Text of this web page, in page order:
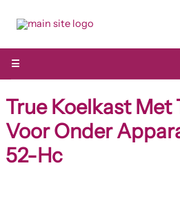
naar
inhoud
☰
True Koelkast Met
Voor Onder
52-Hc